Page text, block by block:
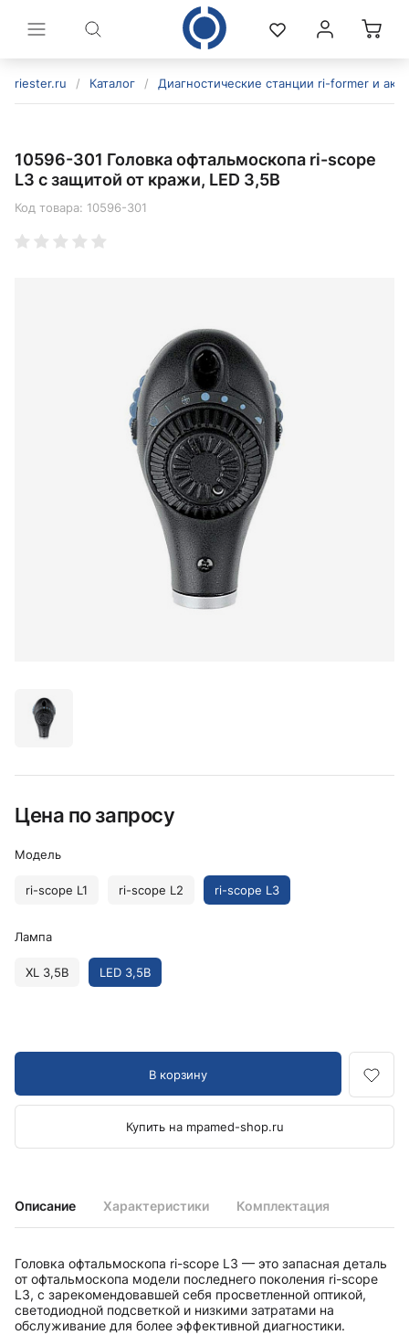
riester.ru / Каталог / Диагностические станции ri-former и
Описание Характеристики Комплектация
Головка офтальмоскопа ri-scope L3 — это запасная деталь
от офтальмоскопа модели последнего поколения ri-scope
L3, с зарекомендовавшей себя просветленной оптикой,
светодиодной подсветкой и низкими затратами на
обслуживание для более эффективной диагностики.
10596-301 Головка офтальмоскопа ri-scope
L3 с защитой от кражи, LED 3,5В
Код товара: 10596-301
Цена по запросу
Модель
ri-scope L1 ri-scope L2 ri-scope L3
Лампа
XL 3,5В LED 3,5В
В корзину
Купить на mpamed-shop.ru
политикой конфиденциальности